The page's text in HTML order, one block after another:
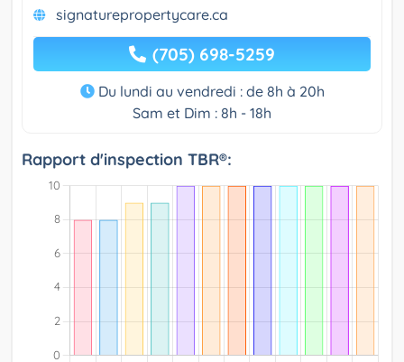
signaturepropertycare.ca
(705) 698-5259
Du lundi au vendredi : de 8h à 20h
Sam et Dim : 8h - 18h
Rapport d'inspection TBR®: